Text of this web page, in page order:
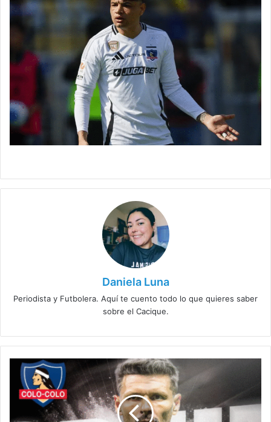
Daniela Luna
Periodista y Futbolera. Aquí te cuento todo lo que quieres saber
sobre el Cacique.
Colo
Colo
oficializa